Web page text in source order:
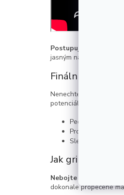
Postupujte podle
jasným návodem a
Finální úpravy
Nenechte se unést
potenciál a těšit se z
Pečlivě
Proveďte první
Sledujte, zda se
Jak grilovat v
Nebojte se
dokonale propečené